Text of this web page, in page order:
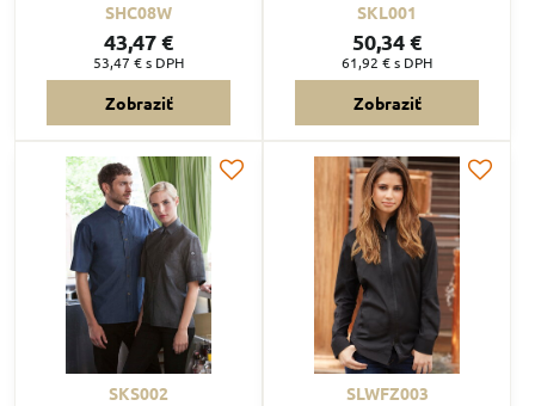
SHC08W
43,47 €
53,47 €s DPH
Zobraziť
SKL001
50,34 €
61,92 €s DPH
Zobraziť
SKS002 SLWFZ003